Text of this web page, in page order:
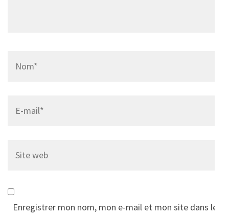
web
Enregistrer mon nom, mon e-mail et mon site dans le